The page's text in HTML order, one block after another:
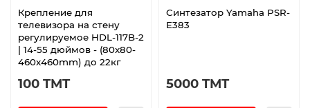
Крепление для
телевизора на стену
регулируемое HDL-117B-2
| 14-55 дюймов - (80x80-
460x460mm) до 22кг
100 TMT
Синтезатор Yamaha PSR-
E383
5000 TMT